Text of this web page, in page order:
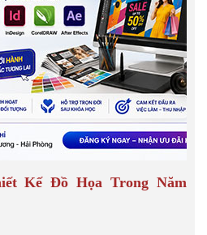
Kế Đồ Họa Trong Năm